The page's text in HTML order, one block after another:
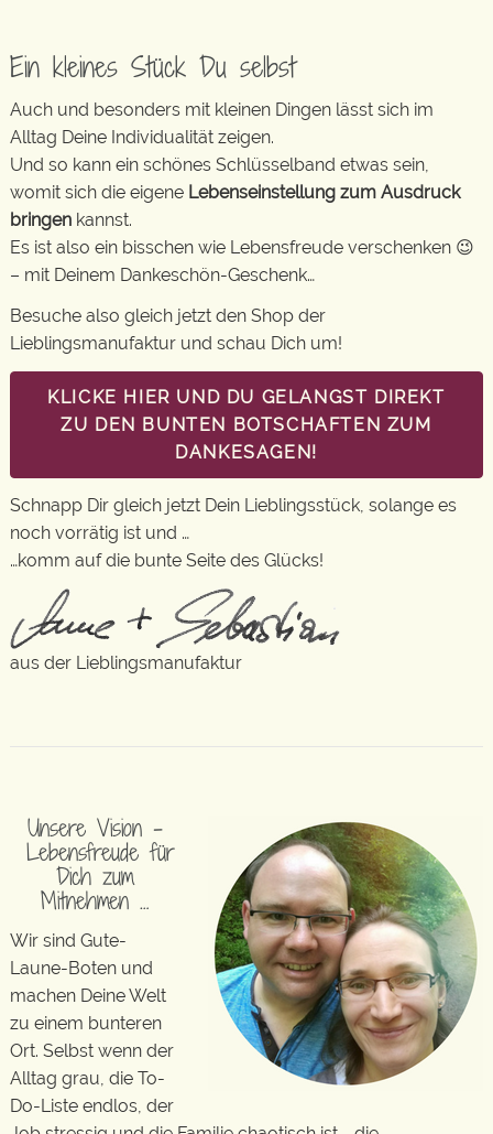
Ein kleines Stück Du selbst
Auch und besonders mit kleinen Dingen lässt sich im
Alltag Deine Individualität zeigen.
Und so kann ein schönes Schlüsselband etwas sein,
womit sich die eigene Lebenseinstellung zum Ausdruck
bringen kannst.
Es ist also ein bisschen wie Lebensfreude verschenken 😉
– mit Deinem Dankeschön-Geschenk…
Besuche also gleich jetzt den Shop der
Lieblingsmanufaktur und schau Dich um!
KLICKE HIER UND DU GELANGST DIREKT
ZU DEN BUNTEN BOTSCHAFTEN ZUM
DANKESAGEN!
Schnapp Dir gleich jetzt Dein Lieblingsstück, solange es
noch vorrätig ist und …
…komm auf die bunte Seite des Glücks!
aus der Lieblingsmanufaktur
Unsere Vision –
Lebensfreude für
Dich zum
Mitnehmen …
Wir sind Gute-
Laune-Boten und
machen Deine Welt
zu einem bunteren
Ort. Selbst wenn der
Alltag grau, die To-
Do-Liste endlos, der